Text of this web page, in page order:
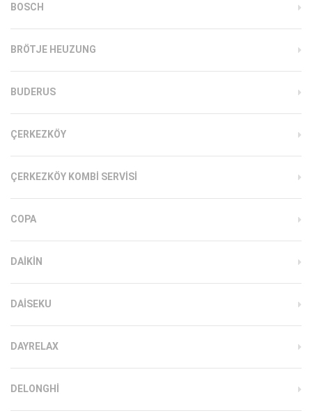
BOSCH
BRÖTJE HEUZUNG
BUDERUS
ÇERKEZKÖY
ÇERKEZKÖY KOMBI SERVISI
COPA
DAIKIN
DAISEKU
DAYRELAX
DELONGHI